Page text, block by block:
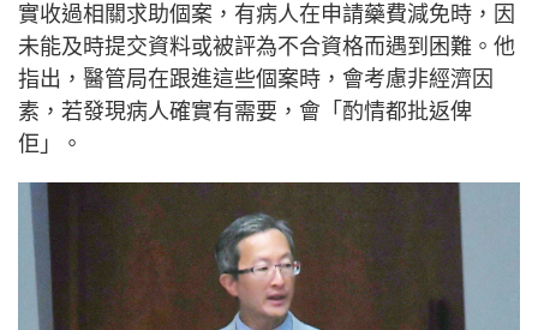
實收過相關求助個案，有病人在申請藥費減免時，因
未能及時提交資料或被評為不合資格而遇到困難。他
指出，醫管局在跟進這些個案時，會考慮非經濟因
素，若發現病人確實有需要，會「酌情都批返俾
佢」。